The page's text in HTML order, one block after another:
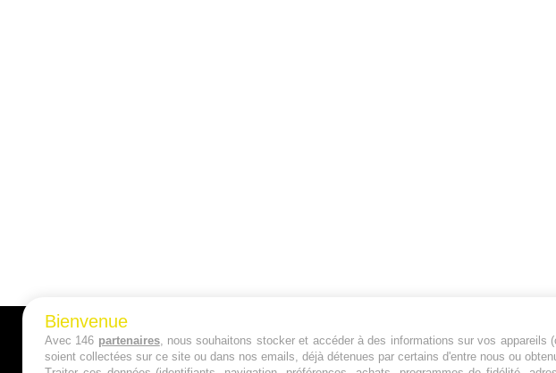
A PROPOS
Bienvenue
Avec 146 partenaires, nous souhaitons stocker et accéder à des informations sur vos
soient collectées sur ce site ou dans nos emails, déjà détenues par certains d'entre nous ou